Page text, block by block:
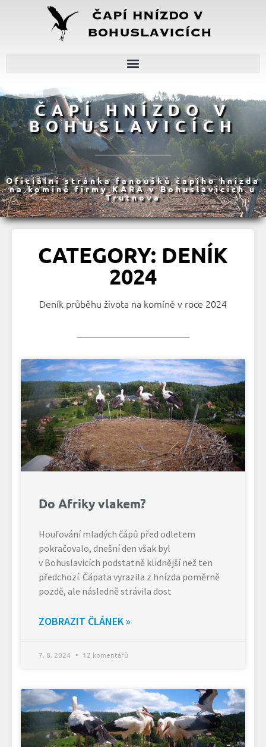
ČAPÍ HNÍZDO V
BOHUSLAVICÍCH
Oficiální stránka fanoušků čapího hnízda
na komíně firmy KARA v Bohuslavicích u
Trutnova
CATEGORY: DENÍK
2024
Deník průběhu života na komíně v roce 2024
Do Afriky vlakem?
Houfování mladých čápů před odletem
pokračovalo, dnešní den však byl
v Bohuslavicích podstatně klidnější než ten
předchozí. Čápata vyrazila z hnízda poměrně
pozdě, ale následně strávila dost
ZOBRAZIT ČLÁNEK »
7. 8. 2024 12 komentářů